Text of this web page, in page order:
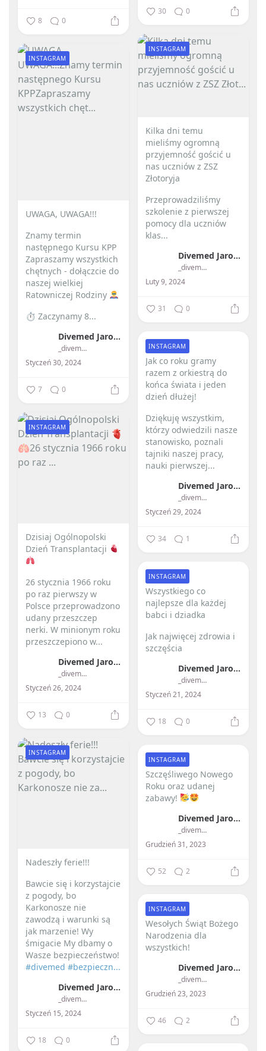
8 0
30 0
Kilka dni temu
mieliśmy ogromną
przyjemność gościć u
nas uczniów z ZSZ
Złotoryja
Przeprowadziliśmy
szkolenie z pierwszej
pomocy dla uczniów
klas...
Divemed Jarosław Przybylski
_divemed_
Luty 9, 2024
INSTAGRAM
31 0
UWAGA, UWAGA!!!
Znamy termin
następnego Kursu KPP
Zapraszamy wszystkich
chętnych - dołączcie do
naszej wielkiej
Ratowniczej Rodziny
⏱ Zaczynamy 8...
Divemed Jarosław Przybylski
_divemed_
Styczeń 30, 2024
INSTAGRAM
7 0
Jak co roku gramy
razem z orkiestrą do
końca świata i jeden
dzień dłużej! ️
Dziękuję wszystkim,
którzy odwiedzili nasze
stanowisko, poznali
tajniki naszej pracy,
nauki pierwszej...
Divemed Jarosław Przybylski
_divemed_
Styczeń 29, 2024
INSTAGRAM
34 1
Dzisiaj Ogólnopolski
Dzień Transplantacji
26 stycznia 1966 roku
po raz pierwszy w
Polsce przeprowadzono
udany przeszczep
nerki. W minionym roku
przeszczepiono w...
Divemed Jarosław Przybylski
_divemed_
Styczeń 26, 2024
INSTAGRAM
13 0
Wszystkiego co
najlepsze dla każdej
babci i dziadka ️
Jak najwięcej zdrowia i
szczęścia
Divemed Jarosław Przybylski
_divemed_
Styczeń 21, 2024
INSTAGRAM
18 0
Nadeszły ferie!!! ️
Bawcie się i korzystajcie
z pogody, bo
Karkonosze nie
zawodzą i warunki są
jak marzenie!Wy
śmigacie My dbamy o
Wasze bezpieczeństwo!
#divemed #bezpieczn...
Divemed Jarosław Przybylski
_divemed_
Styczeń 15, 2024
INSTAGRAM
18 0
Szczęśliwego Nowego
Roku oraz udanej
zabawy!
Divemed Jarosław Przybylski
_divemed_
Grudzień 31, 2023
INSTAGRAM
52 2
Wesołych Świąt Bożego
Narodzenia dla
wszystkich! ️
Divemed Jarosław Przybylski
_divemed_
Grudzień 23, 2023
INSTAGRAM
46 2